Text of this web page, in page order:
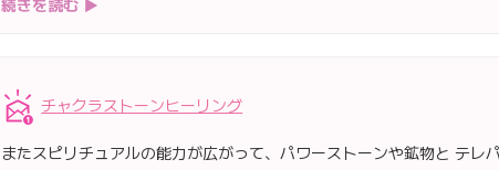
チャクラストーンヒーリング
またスピリチュアルの能力が広がって、パワーストーンや鉱物と テレ